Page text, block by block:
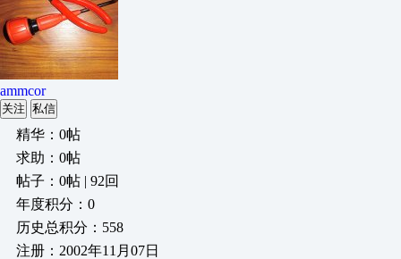
ammcor
关注 私信
精华：0帖
求助：0帖
帖子：0帖 | 92回
年度积分：0
历史总积分：558
注册：2002年11月07日